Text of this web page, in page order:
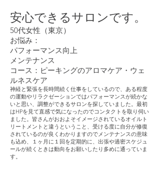
安心できるサロンです。
50代女性（東京）
お悩み：
パフォーマンス向上
メンテナンス
​コース：ピーキングのアロマケア・ウェ
ルネスケア
神経と緊張を長時間続く仕事をしているので、ある程度
の運動やリラクゼーションではパフォーマンスが続かな
いと思い、調整ができるサロンを探していました。最初
はHPを見て直感で気になったのでコンタクトを取り伺い
ました。皆さんがおおよそイメージされているオイルト
リートメントと違うということ、受ける度に自分が修復
されているのが良くわかりますのでメンテナンスの意味
も込め、１ヶ月に１回を定期的に、出張や過密スケジュ
ールが続くときは動向をお願いしたり多めに通っていま
す。